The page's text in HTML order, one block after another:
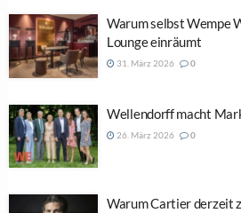
Warum selbst Wempe
Lounge einräumt
31. März 2026 0
Wellendorff macht
26. März 2026 0
Warum Cartier derzeit